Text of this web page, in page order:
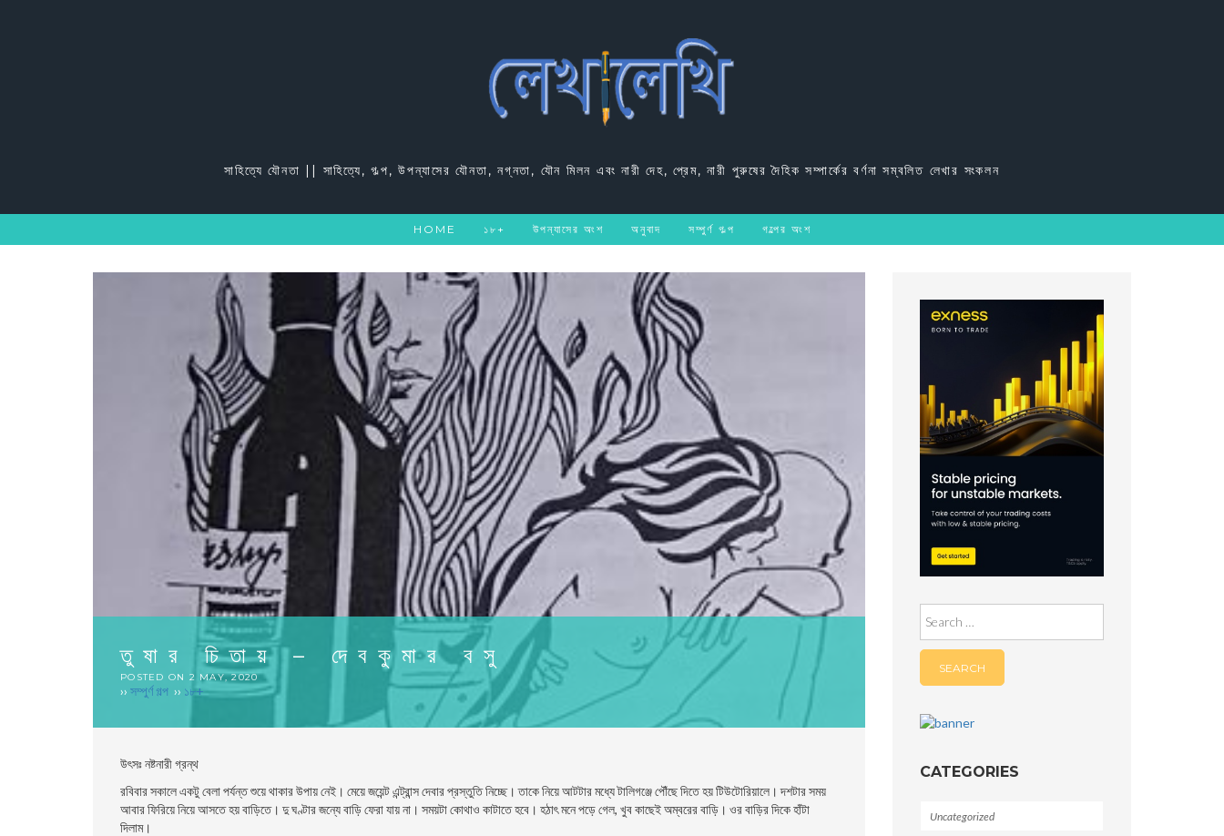
সাহিত্যে যৌনতা || সাহিত্যে, গল্প, উপন্যাসের যৌনতা, নগ্নতা, যৌন মিলন এবং নারী দেহ, প্রেম, নারী পুরুষের দৈহিক সম্পার্কের বর্ণনা সম্বলিত লেখার সংকলন
HOME ১৮+ উপন্যাসের অংশ অনুবাদ সম্পুর্ণ গল্প গল্পের অংশ
তুষার চিতায় – দেবকুমার বসু
POSTED ON 2 MAY, 2020
›› সম্পুর্ণ গল্প ›› ১৮+
উৎসঃনষ্টনারী গ্রন্থ
রবিবার সকালে একটু বেলা পর্যন্ত শুয়ে থাকার উপায় নেই। মেয়ে জয়েন্ট এন্ট্রান্স দেবার প্রস্তুতি নিচ্ছে। তাকে নিয়ে আটটার মধ্যে টালিগঞ্জে পৌঁছে দিতে হয় টিউটোরিয়ালে। দশটার সময়
আবার ফিরিয়ে নিয়ে আসতে হয় বাড়িতে। দু ঘণ্টার জন্যে বাড়ি ফেরা যায় না । সময়টা কোথাও কাটাতে হবে। হঠাৎ মনে পড়ে গেল, খুব কাছেই অম্বরের বাড়ি। ওর বাড়ির দিকে হাঁটা
দিলাম।
for:
CATEGORIES
Uncategorized